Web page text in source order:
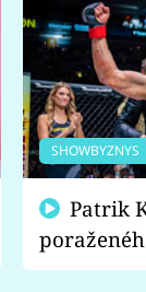
SHOWBYZNYS
fanoušci